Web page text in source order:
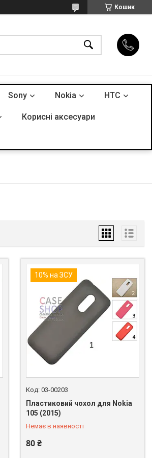
Кошик
Sony Nokia HTC
Корисні аксесуари
10% на ЗСУ
03-00203
Пластиковий чохол для Nokia
105 (2015)
Немає в наявності
80 ₴
+380 (98) 849-89-99